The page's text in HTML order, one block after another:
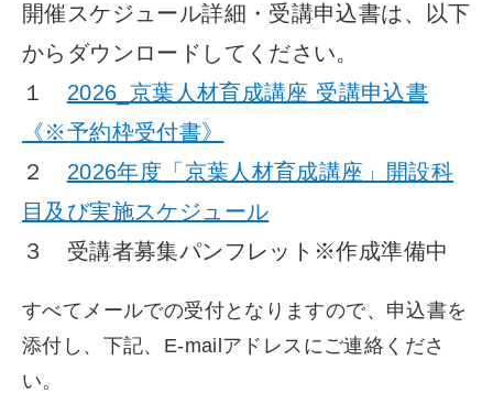
開催スケジュール詳細・受講申込書は、以下
からダウンロードしてください。
１ 2026_京葉人材育成講座 受講申込書
《※予約枠受付書》
２ 2026年度「京葉人材育成講座」開設科
目及び実施スケジュール
３ 受講者募集パンフレット※作成準備中
すべてメールでの受付となりますので、申込書を
添付し、下記、E-mailアドレスにご連絡くださ
い。